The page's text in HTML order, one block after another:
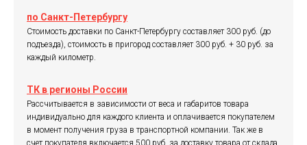
по Санкт-Петербургу
Стоимость доставки по Санкт-Петербургу составляет 300 руб. (до
подъезда), стоимость в пригород составляет 300 руб. + 30 руб. за
каждый километр.
ТК в регионы России
Рассчитывается в зависимости от веса и габаритов товара
индивидуально для каждого клиента и оплачивается покупателем
в момент получения груза в транспортной компании. Так же в
счет покупателя включается 500 руб. за доставку товара от склада